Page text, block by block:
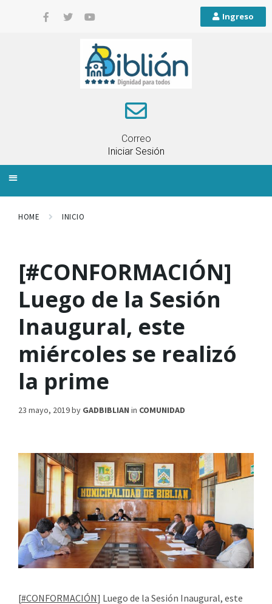
Ingreso
Correo
Iniciar Sesión
HOME INICIO
[#CONFORMACIÓN]
Luego de la Sesión
Inaugural, este
miércoles se realizó
la prime
23 mayo, 2019by GADBIBLIAN in COMUNIDAD
[#CONFORMACIÓN] Luego de la Sesión Inaugural, este